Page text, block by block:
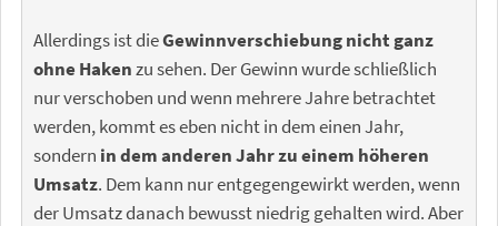
Allerdings ist dieGewinnverschiebung nicht ganz
ohne Hakenzu sehen. Der Gewinn wurde schließlich
nur verschoben und wenn mehrere Jahre betrachtet
werden, kommt es eben nicht in dem einen Jahr,
sondern in dem anderen Jahr zu einem höheren
Umsatz. Dem kann nur entgegengewirkt werden, wenn
der Umsatz danach bewusst niedrig gehalten wird. Aber